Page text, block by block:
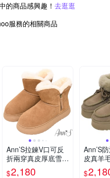
的商品感興趣！ 去逛逛
服務的相關商品
Ann’S拉鍊V口可反
折兩穿真皮厚底雪靴
3cm-棕
$2,180
Ann’S
皮真羊
帶增高
$